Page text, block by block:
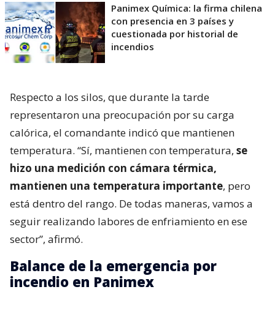
Panimex Química: la firma chilena
con presencia en 3 países y
cuestionada por historial de
incendios
Respecto a los silos, que durante la tarde
representaron una preocupación por su carga
calórica, el comandante indicó que mantienen
temperatura. “Sí, mantienen con temperatura, se
hizo una medición con cámara térmica,
mantienen una temperatura importante, pero
está dentro del rango. De todas maneras, vamos a
seguir realizando labores de enfriamiento en ese
sector”, afirmó.
Balance de la emergencia por
incendio en Panimex